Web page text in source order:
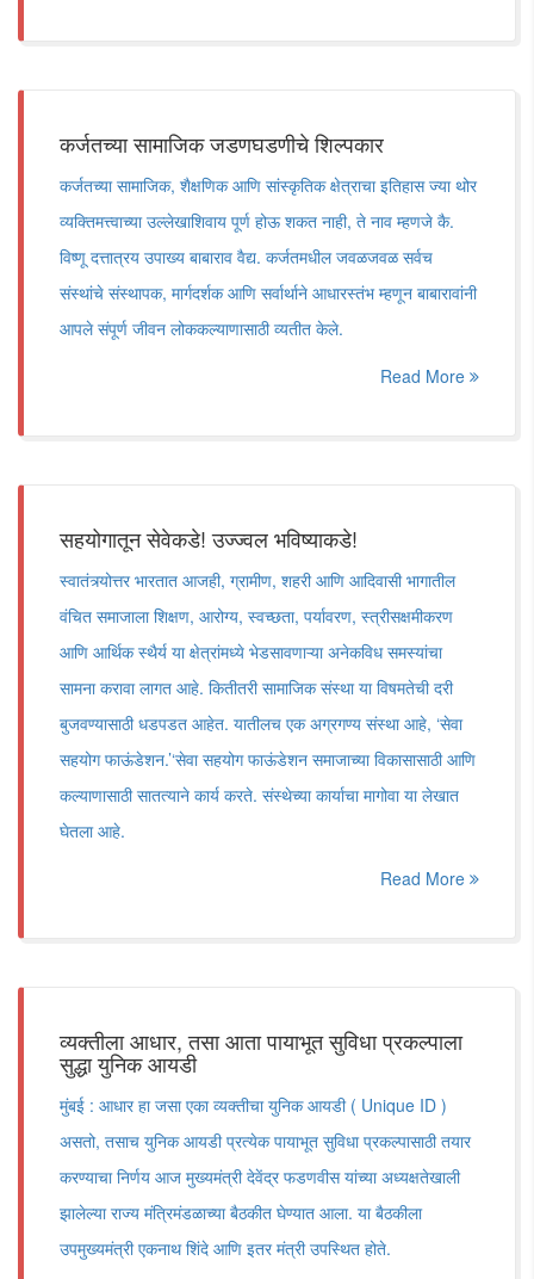
कर्जतच्या सामाजिक जडणघडणीचे शिल्पकार
कर्जतच्या सामाजिक, शैक्षणिक आणि सांस्कृतिक क्षेत्राचा इतिहास ज्या थोर
व्यक्तिमत्त्वाच्या उल्लेखाशिवाय पूर्ण होऊ शकत नाही, ते नाव म्हणजे कै.
विष्णू दत्तात्रय उपाख्य बाबाराव वैद्य. कर्जतमधील जवळजवळ सर्वच
संस्थांचे संस्थापक, मार्गदर्शक आणि सर्वार्थाने आधारस्तंभ म्हणून बाबारावांनी
आपले संपूर्ण जीवन लोककल्याणासाठी व्यतीत केले.
Read More
सहयोगातून सेवेकडे! उज्ज्वल भविष्याकडे!
स्वातंत्र्योत्तर भारतात आजही, ग्रामीण, शहरी आणि आदिवासी भागातील
वंचित समाजाला शिक्षण, आरोग्य, स्वच्छता, पर्यावरण, स्त्रीसक्षमीकरण
आणि आर्थिक स्थैर्य या क्षेत्रांमध्ये भेडसावणाऱ्या अनेकविध समस्यांचा
सामना करावा लागत आहे. कितीतरी सामाजिक संस्था या विषमतेची दरी
बुजवण्यासाठी धडपडत आहेत. यातीलच एक अग्रगण्य संस्था आहे, ‘सेवा
सहयोग फाऊंडेशन.’‘सेवा सहयोग फाऊंडेशन समाजाच्या विकासासाठी आणि
कल्याणासाठी सातत्याने कार्य करते. संस्थेच्या कार्याचा मागोवा या लेखात
घेतला आहे.
Read More
व्यक्तीला आधार, तसा आता पायाभूत सुविधा प्रकल्पाला
सुद्धा युनिक आयडी
मुंबई : आधार हा जसा एका व्यक्तीचा युनिक आयडी ( Unique ID )
असतो, तसाच युनिक आयडी प्रत्येक पायाभूत सुविधा प्रकल्पासाठी तयार
करण्याचा निर्णय आज मुख्यमंत्री देवेंद्र फडणवीस यांच्या अध्यक्षतेखाली
झालेल्या राज्य मंत्रिमंडळाच्या बैठकीत घेण्यात आला. या बैठकीला
उपमुख्यमंत्री एकनाथ शिंदे आणि इतर मंत्री उपस्थित होते.